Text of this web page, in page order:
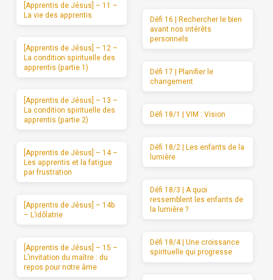
[Apprentis de Jésus] – 11 –
La vie des apprentis
[Apprentis de Jésus] – 12 –
La condition spirituelle des
apprentis (partie 1)
[Apprentis de Jésus] – 13 –
La condition spirituelle des
apprentis (partie 2)
[Apprentis de Jésus] – 14 –
Les apprentis et la fatigue
par frustration
[Apprentis de Jésus] – 14b
– L’idôlatrie
[Apprentis de Jésus] – 15 –
L’invitation du maître : du
repos pour notre âme
Défi 16 | Rechercher le bien
avant nos intérêts
personnels
Défi 17 | Planifier le
changement
Défi 18/1 | VIM : Vision
Défi 18/2 | Les enfants de la
lumière
Défi 18/3 | A quoi
ressemblent les enfants de
la lumière ?
Défi 18/4 | Une croissance
spirituelle qui progresse